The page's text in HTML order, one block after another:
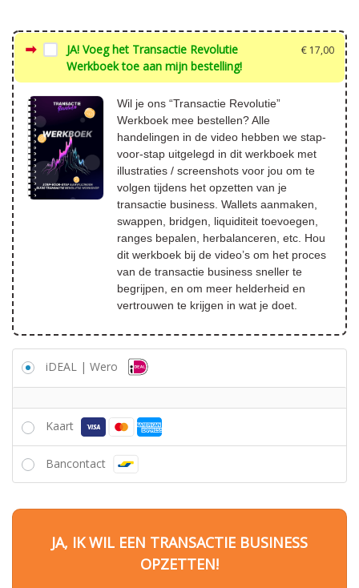
JA! Voeg het Transactie Revolutie
Werkboek toe aan mijn bestelling!
€ 17,00
Wil je ons “Transactie Revolutie”
Werkboek mee bestellen? Alle
handelingen in de video hebben we stap-
voor-stap uitgelegd in dit werkboek met
illustraties / screenshots voor jou om te
volgen tijdens het opzetten van je
transactie business. Wallets aanmaken,
swappen, bridgen, liquiditeit toevoegen,
ranges bepalen, herbalanceren, etc. Hou
dit werkboek bij de video’s om het proces
van de transactie business sneller te
begrijpen, en om meer helderheid en
vertrouwen te krijgen in wat je doet.
iDEAL | Wero
Kaart
Bancontact
JA, IK WIL EEN TRANSACTIE BUSINESS
OPZETTEN!